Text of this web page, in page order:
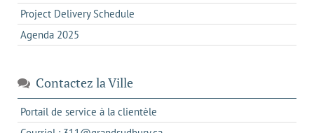
Project Delivery Schedule
Agenda 2025
Contactez la Ville
Portail de service à la clientèle
dans